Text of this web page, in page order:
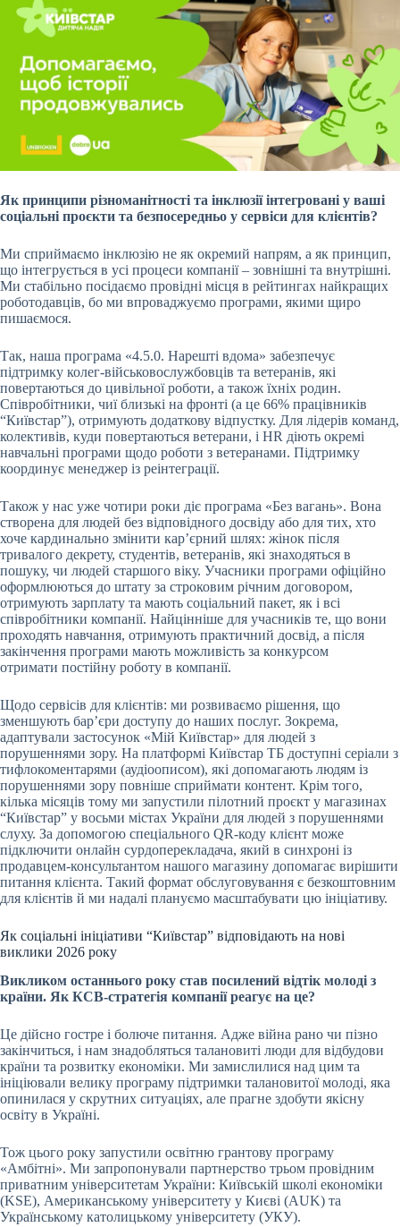
Як принципи різноманітності та інклюзії інтегровані у ваші
соціальні проєкти та безпосередньо у сервіси для клієнтів?
Ми сприймаємо інклюзію не як окремий напрям, а як принцип,
що інтегрується в усі процеси компанії – зовнішні та внутрішні.
Ми стабільно посідаємо провідні місця в рейтингах найкращих
роботодавців, бо ми впроваджуємо програми, якими щиро
пишаємося.
Так, наша програма «4.5.0. Нарешті вдома» забезпечує
підтримку колег-військовослужбовців та ветеранів, які
повертаються до цивільної роботи, а також їхніх родин.
Співробітники, чиї близькі на фронті (а це 66% працівників
“Київстар”), отримують додаткову відпустку. Для лідерів команд,
колективів, куди повертаються ветерани, і HR діють окремі
навчальні програми щодо роботи з ветеранами. Підтримку
координує менеджер із реінтеграції.
Також у нас уже чотири роки діє програма «Без вагань». Вона
створена для людей без відповідного досвіду або для тих, хто
хоче кардинально змінити кар’єрний шлях: жінок після
тривалого декрету, студентів, ветеранів, які знаходяться в
пошуку, чи людей старшого віку. Учасники програми офіційно
оформлюються до штату за строковим річним договором,
отримують зарплату та мають соціальний пакет, як і всі
співробітники компанії. Найцінніше для учасників те, що вони
проходять навчання, отримують практичний досвід, а після
закінчення програми мають можливість за конкурсом
отримати постійну роботу в компанії.
Щодо сервісів для клієнтів: ми розвиваємо рішення, що
зменшують бар’єри доступу до наших послуг. Зокрема,
адаптували застосунок «Мій Київстар» для людей з
порушеннями зору. На платформі Київстар ТБ доступні серіали з
тифлокоментарями (аудіоописом), які допомагають людям із
порушеннями зору повніше сприймати контент. Крім того,
кілька місяців тому ми запустили пілотний проєкт у магазинах
“Київстар” у восьми містах України для людей з порушеннями
слуху. За допомогою спеціального QR-коду клієнт може
підключити онлайн сурдоперекладача, який в синхроні із
продавцем-консультантом нашого магазину допомагає вирішити
питання клієнта. Такий формат обслуговування є безкоштовним
для клієнтів й ми надалі плануємо масштабувати цю ініціативу.
Як соціальні ініціативи “Київстар” відповідають на нові
виклики 2026 року
Викликом останнього року став посилений відтік молоді з
країни. Як КСВ-стратегія компанії реагує на це?
Це дійсно гостре і болюче питання. Адже війна рано чи пізно
закінчиться, і нам знадобляться талановиті люди для відбудови
країни та розвитку економіки. Ми замислилися над цим та
ініціювали велику програму підтримки талановитої молоді, яка
опинилася у скрутних ситуаціях, але прагне здобути якісну
освіту в Україні.
Тож цього року запустили освітню грантову програму
«Амбітні». Ми запропонували партнерство трьом провідним
приватним університетам України: Київській школі економіки
(KSE), Американському університету у Києві (AUK) та
Українському католицькому університету (УКУ).